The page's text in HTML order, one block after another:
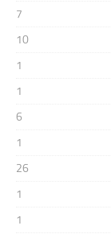
7
10
1
1
6
1
26
1
1